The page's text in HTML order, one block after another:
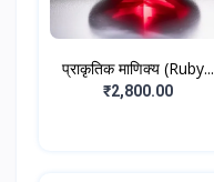
प्राकृतिक माणिक्य (Ruby...
₹2,800.00